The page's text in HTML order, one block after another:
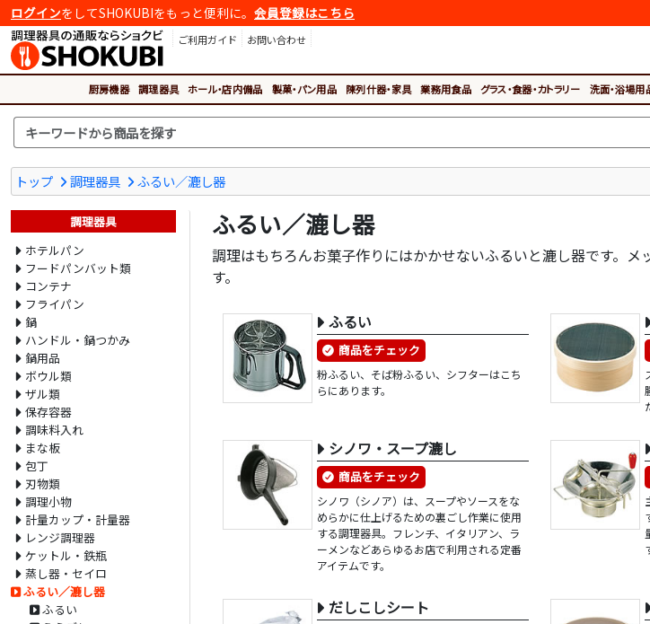
ログインをしてSHOKUBIをもっと便利に。 会員登録はこちら
ご利用ガイド
お問い合わせ
厨房機器 調理器具 ホール・店内備品 製菓・パン用品 陳列什器・家具 業務用食品 グラス・食器・カトラリー 洗面・浴場用
トップ 調理器具 ふるい／漉し器
ふるい／漉し器
調理はもちろんお菓子作りにはかかせないふるいと漉し器です。
す。
ふるい
商品をチェック
粉ふるい、そば粉ふるい、シフターはこち
らにあります。
シノワ・スープ漉し
商品をチェック
シノワ（シノア）は、スープやソースをな
めらかに仕上げるための裏ごし作業に使用
する調理器具。フレンチ、イタリアン、ラ
ーメンなどあらゆるお店で利用される定番
アイテムです。
だしこしシート
調理器具
ホテルパン
フードパンバット類
コンテナ
フライパン
鍋
ハンドル・鍋つかみ
鍋用品
ボウル類
ザル類
保存容器
調味料入れ
まな板
包丁
刃物類
調理小物
計量カップ・計量器
レンジ調理器
ケットル・鉄瓶
蒸し器・セイロ
ふるい／漉し器
ふるい